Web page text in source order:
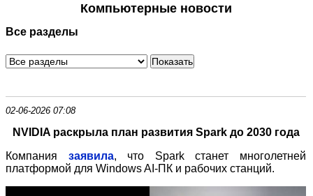
Периферия
Программное обеспечение
Компьютерные новости
Все разделы
02-06-2026 07:08
NVIDIA раскрыла план развития Spark до 2030 года
Компания заявила, что Spark станет многолетней
платформой для Windows AI‑ПК и рабочих станций.